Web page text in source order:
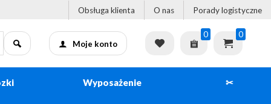
Obsługa klienta O nas Porady logistyczne
Moje konto
0 0
Wyposażenie ✂